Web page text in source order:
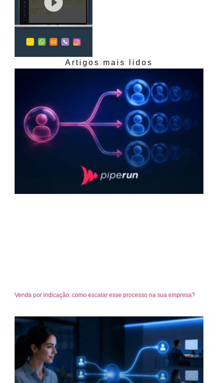
Artigos mais lidos
Venda por indicação: como escalar esse processo na sua empresa?